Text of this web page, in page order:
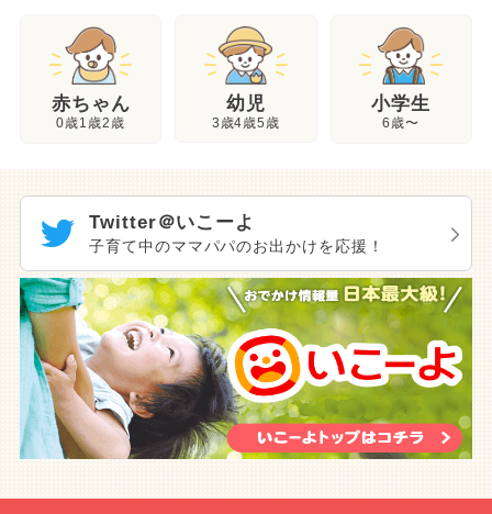
赤ちゃん
0歳1歳2歳
幼児
3歳4歳5歳
小学生
6歳〜
Twitter＠いこーよ
子育て中のママパパのお出かけを応援！